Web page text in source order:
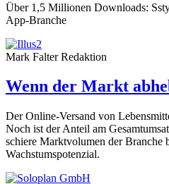
Über 1,5 Millionen Downloads:
App-Branche
Mark FalterRedaktion
Wenn der Markt
Der Online-Versand von
Noch ist der Anteil am
schiere Marktvolumen der Branche
Wachstumspotenzial.